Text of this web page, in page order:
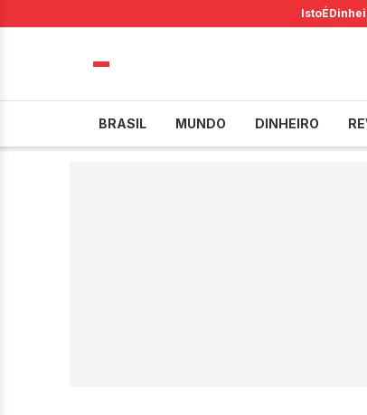
IstoÉ
BRASIL MUNDO DINHEIRO